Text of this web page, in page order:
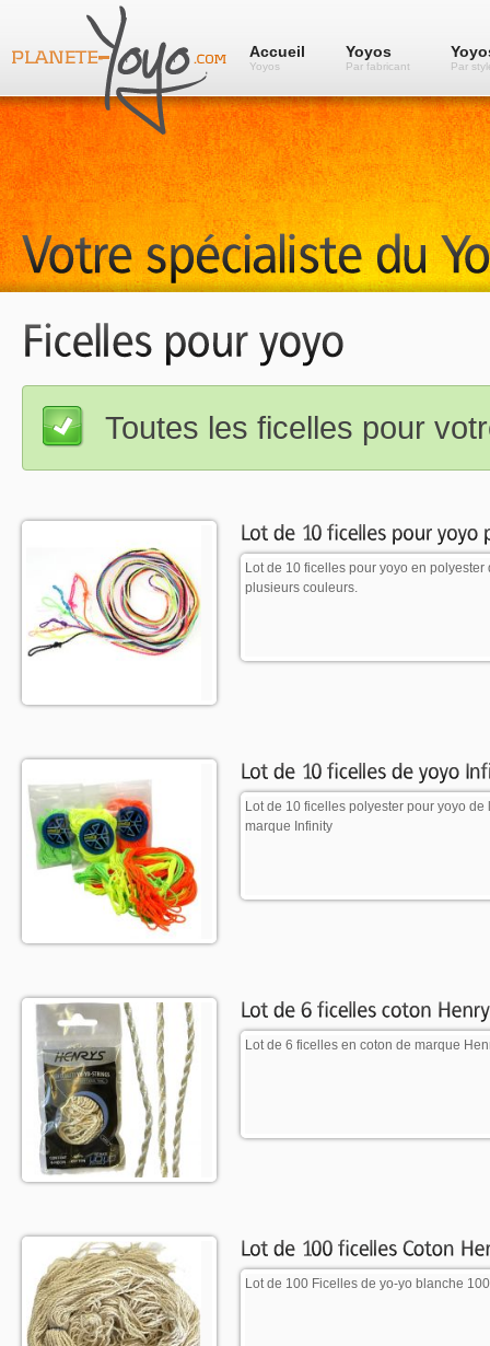
Accueil
Yoyos
Yoyos
Par fabricant Par
Toutes les ficelles pour
Lot de 10 ficelles pour yoyo en polyester
plusieurs couleurs.
Lot de 10 ficelles polyester pour yoyo de
marque Infinity
Lot de 6 ficelles en coton de marque
Lot de 100 Ficelles de yo-yo blanche